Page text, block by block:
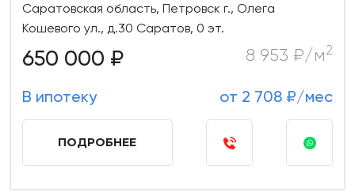
Саратовская область, Петровск г., Олега
Кошевого ул., д.30 Саратов, 0 эт.
650 000 ₽ 8 953 ₽/м2
В ипотеку от 2 708 ₽/мес
ПОДРОБНЕЕ